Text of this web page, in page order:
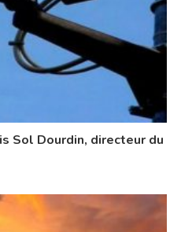
Sol Dourdin, directeur du